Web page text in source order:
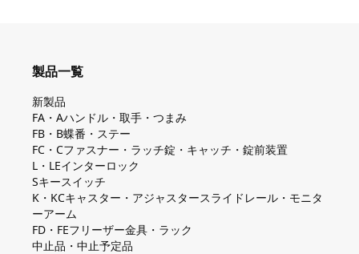
製品一覧
新製品
FA・Aハンドル・取手・つまみ
FB・B蝶番・ステー
FC・Cファスナー・ラッチ錠・キャッチ・錠前装置
L・LEインターロック
Sキースイッチ
K・KCキャスター・アジャスタースライドレール・モニタ
ーアーム
FD・FEフリーザー金具・ラック
中止品・中止予定品